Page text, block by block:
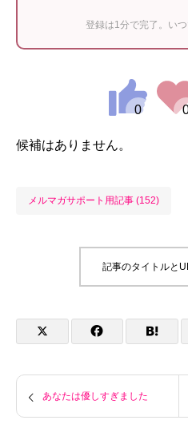
登録は1分で完了。いつ
候補はありません。
メルマガサポート用記事 (152)
記事のタイトルと
あなたは優しすぎました